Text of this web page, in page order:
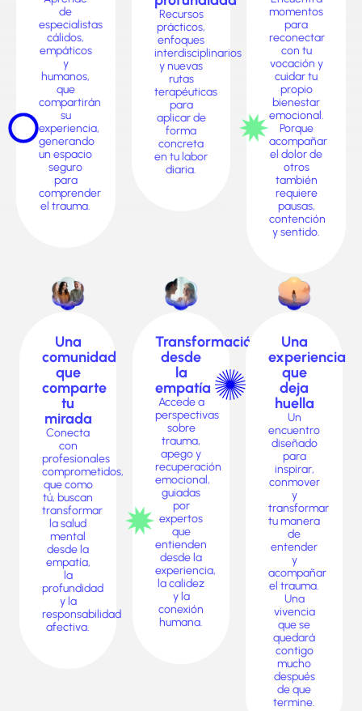
de
especialistas
cálidos,
empáticos
y
humanos,
que
compartirán
su
experiencia,
generando
un espacio
seguro
para
comprender
el trauma.
Recursos
prácticos,
enfoques
interdisciplinarios
y nuevas
rutas
terapéuticas
para
aplicar de
forma
concreta
en tu labor
diaria.
momentos
para
reconectar
con tu
vocación y
cuidar tu
propio
bienestar
emocional.
Porque
acompañar
el dolor de
otros
también
requiere
pausas,
contención
y sentido.
Una
comunidad
que
comparte
tu
mirada
Conecta
con
profesionales
comprometidos,
que como
tú, buscan
transformar
la salud
mental
desde la
empatía,
la
profundidad
y la
responsabilidad
afectiva.
Transformación
desde
la
empatía
Accede a
perspectivas
sobre
trauma,
apego y
recuperación
emocional,
guiadas
por
expertos
que
entienden
desde la
experiencia,
la calidez
y la
conexión
humana.
Una
experiencia
que
deja
huella
Un
encuentro
diseñado
para
inspirar,
conmover
y
transformar
tu manera
de
entender
y
acompañar
el trauma.
Una
vivencia
que se
quedará
contigo
mucho
después
de que
termine.